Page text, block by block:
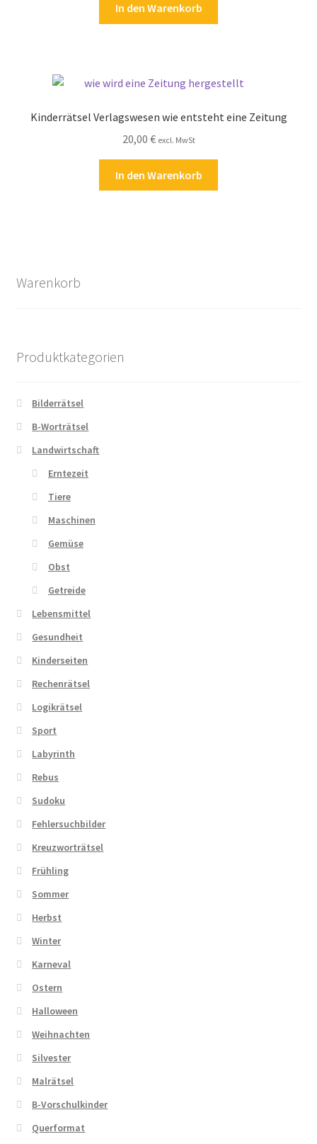
In den Warenkorb
Kinderrätsel Verlagswesen wie entsteht eine Zeitung
20,00 € excl. MwSt
In den Warenkorb
Warenkorb
Produktkategorien
Bilderrätsel
B-Worträtsel
Landwirtschaft
Erntezeit
Tiere
Maschinen
Gemüse
Obst
Getreide
Lebensmittel
Gesundheit
Kinderseiten
Rechenrätsel
Logikrätsel
Sport
Labyrinth
Rebus
Sudoku
Fehlersuchbilder
Kreuzworträtsel
Frühling
Sommer
Herbst
Winter
Karneval
Ostern
Halloween
Weihnachten
Silvester
Malrätsel
B-Vorschulkinder
Querformat